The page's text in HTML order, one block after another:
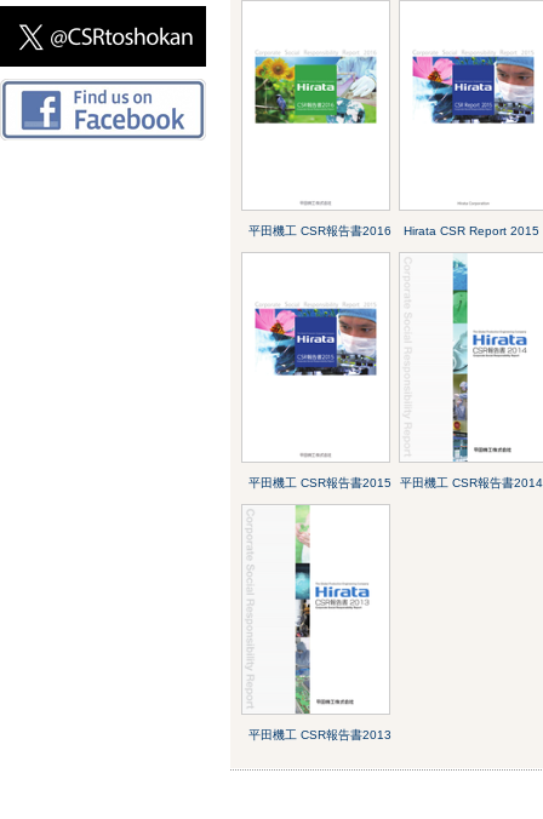
平田機工 CSR報告書2016 Hirata CSR Report 2015
平田機工 CSR報告書2015 平田機工 CSR報告書2014
平田機工 CSR報告書2013